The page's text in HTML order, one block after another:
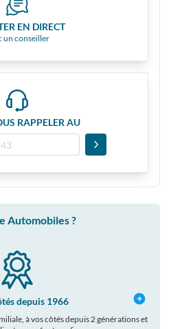
EN DIRECT
un conseiller
RAPPELER AU
Automobiles ?
depuis 1966
à vos côtés depuis 2 générations et